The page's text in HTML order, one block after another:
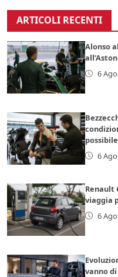
ARTICOLI RECENTI
Alonso
6
possibile
6
Renault
viaggia
6
vanno